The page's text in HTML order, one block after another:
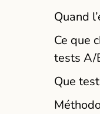
Quand
Ce que
tests A/
Que